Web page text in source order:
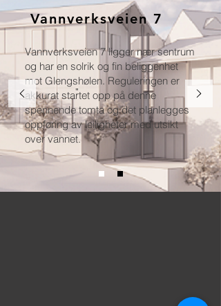
Vannverksveien 7
Vannverksveien 7 ligger nær sentrum
og har en solrik og fin beliggenhet
mot Glengshølen. Reguleringen er
akkurat startet opp på denne
spennende tomta og det planlegges
oppføring av leiligheter med utsikt
over vannet.